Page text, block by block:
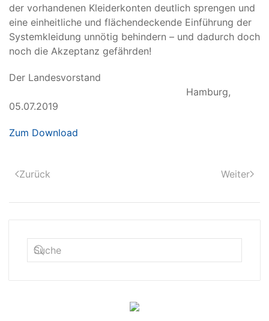
der vorhandenen Kleiderkonten deutlich sprengen und
eine einheitliche und flächendeckende Einführung der
Systemkleidung unnötig behindern – und dadurch doch
noch die Akzeptanz gefährden!
Der Landesvorstand
Hamburg,
05.07.2019
Zum Download
Zurück Weiter